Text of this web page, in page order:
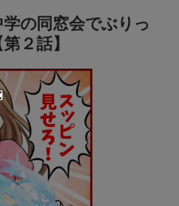
学の同窓会でぶりっ
２話】